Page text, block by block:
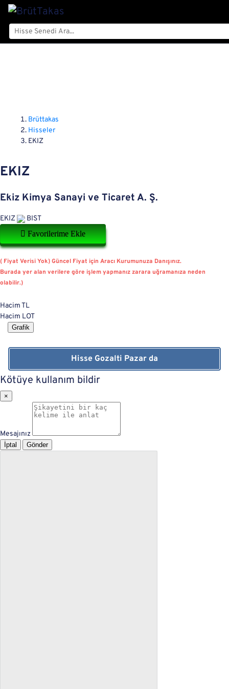
Brüttakas
Hisseler
EKIZ
EKIZ
Ekiz Kimya Sanayi ve Ticaret A. Ş.
EKIZ
BIST
Favorilerime Ekle
( Fiyat Verisi Yok) Güncel Fiyat için Aracı Kurumunuza Danışınız.
Burada yer alan verilere göre işlem yapmanız zarara uğramanıza neden
olabilir.)
Hacim TL
Hacim LOT
Grafik
Hisse Gozalti Pazar da
Kötüye kullanım bildir
×
Mesajınız
İptal Gönder